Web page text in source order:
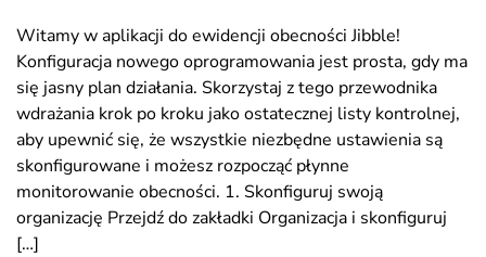
Witamy w aplikacji do ewidencji obecności Jibble!
Konfiguracja nowego oprogramowania jest prosta, gdy ma
się jasny plan działania. Skorzystaj z tego przewodnika
wdrażania krok po kroku jako ostatecznej listy kontrolnej,
aby upewnić się, że wszystkie niezbędne ustawienia są
skonfigurowane i możesz rozpocząć płynne
monitorowanie obecności. 1. Skonfiguruj swoją
organizację Przejdź do zakładki Organizacja i skonfiguruj
[…]